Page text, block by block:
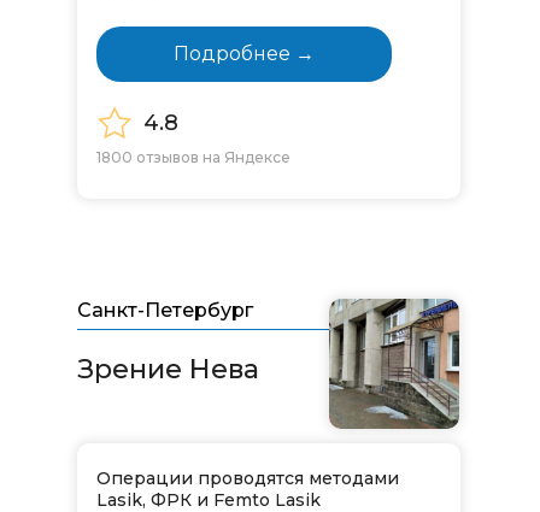
Подробнее →
4.8
1800 отзывов на Яндексе
Санкт-Петербург
Зрение Нева
Операции проводятся методами
Lasik, ФРК и Femto Lasik